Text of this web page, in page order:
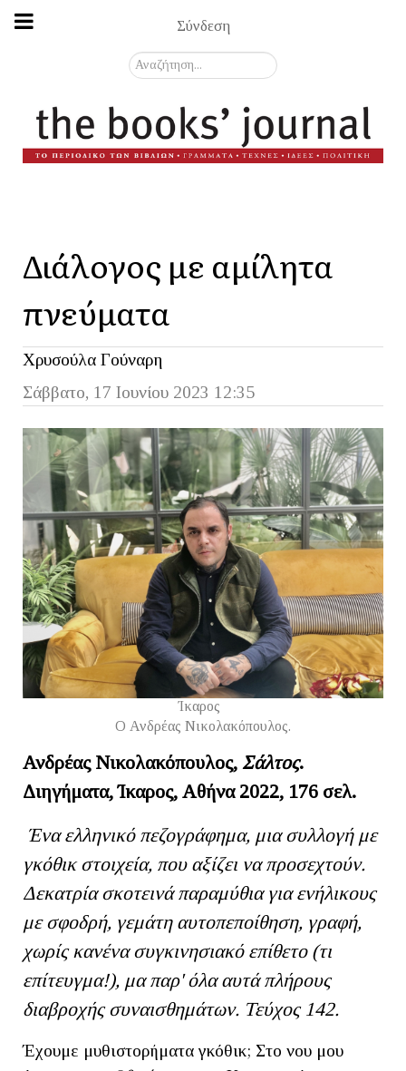
Σύνδεση
Αναζήτηση...
Διάλογος με αμίλητα
πνεύματα
Χρυσούλα Γούναρη
Σάββατο, 17 Ιουνίου 2023 12:35
Ίκαρος
Ο Ανδρέας Νικολακόπουλος.
Ανδρέας Νικολακόπουλος, Σάλτος.
Διηγήματα, Ίκαρος, Αθήνα 2022, 176 σελ.
Ένα ελληνικό πεζογράφημα, μια συλλογή με
γκόθικ στοιχεία, που αξίζει να προσεχτούν.
Δεκατρία σκοτεινά παραμύθια για ενήλικους
με σφοδρή, γεμάτη αυτοπεποίθηση, γραφή,
χωρίς κανένα συγκινησιακό επίθετο (τι
επίτευγμα!), μα παρ' όλα αυτά πλήρους
διαβροχής συναισθημάτων. Τεύχος 142.
Έχουμε μυθιστορήματα γκόθικ; Στο νου μου